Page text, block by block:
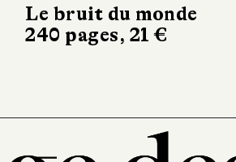
Le bruit du monde
240 pages, 21 €